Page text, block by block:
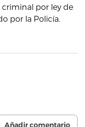
por ley de
por la Policía.
Añadir comentario